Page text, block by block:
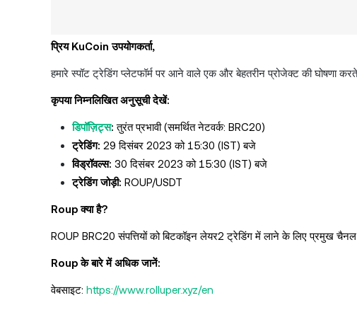
प्रिय KuCoin उपयोगकर्ता,
हमारे स्पॉट ट्रेडिंग प्लेटफॉर्म पर आने वाले एक और बेहतरीन प्रोजेक्ट की घोषणा
कृपया निम्नलिखित अनुसूची देखें:
डिपॉज़िट्स:तुरंत प्रभावी (समर्थित नेटवर्क: BRC20)
ट्रेडिंग: 29 दिसंबर 2023 को 15:30 (IST) बजे
विड्रॉवल्स: 30 दिसंबर 2023 को 15:30 (IST) बजे
ट्रेडिंग जोड़ी: ROUP/USDT
Roup क्या है?
ROUP BRC20 संपत्तियों को बिटकॉइन लेयर2 ट्रेडिंग में लाने के लिए प्रमुख चैनल
Roup के बारे में अधिक जानें:
वेबसाइट: https://www.rolluper.xyz/en